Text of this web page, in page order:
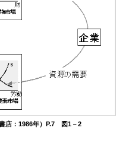
店：1986年）P.7 図1－2